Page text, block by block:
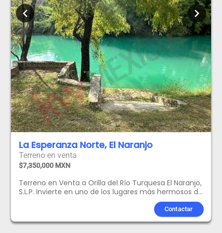
chevron_left chevron_right
La Esperanza Norte, El Naranjo
Terreno en venta
$7,350,000 MXN
Terreno en Venta a Orilla del Río Turquesa El Naranjo,
S.L.P. Invierte en uno de los lugares más hermosos de
la Huasteca Potosina. Hermoso terreno ubicado
sobre la famosa Ruta Turquesa, con acceso directo
al río y muelle privado, ideal para casa de descanso,
proyecto turístico o inversión patrimonial. Ubicación
Contactar